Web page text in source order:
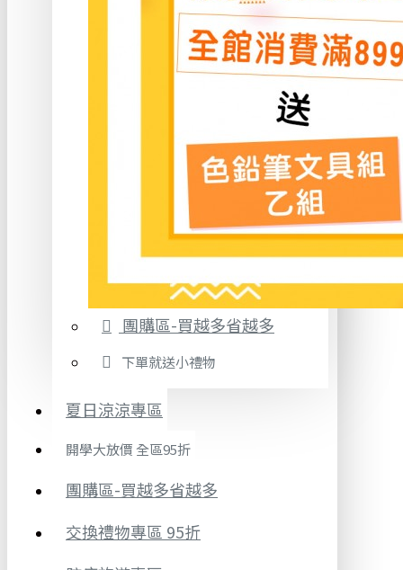
團購區-買越多省越多
下單就送小禮物
夏日涼涼專區
開學大放價 全區95折
團購區-買越多省越多
交換禮物專區 95折